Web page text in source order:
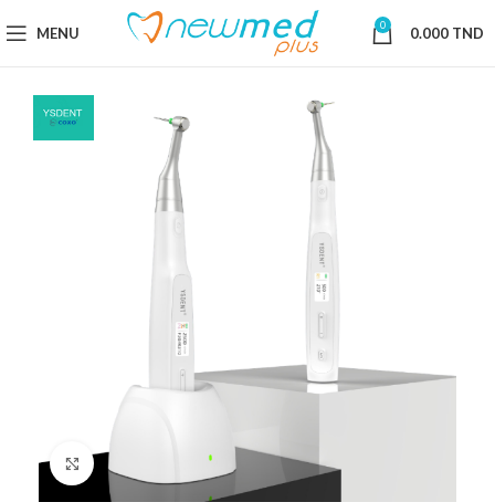
MENU 0 0.000 TND
Cliquez pour agrandir